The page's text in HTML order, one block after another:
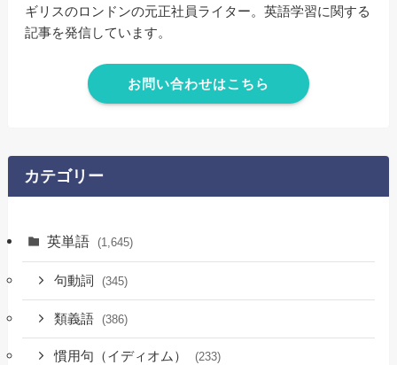
ギリスのロンドンの元正社員ライター。英語学習に関する
記事を発信しています。
お問い合わせはこちら
カテゴリー
英単語 (1,645)
句動詞 (345)
類義語 (386)
慣用句（イディオム） (233)